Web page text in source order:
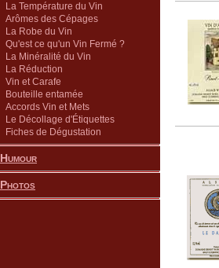
La Température du Vin
Arômes des Cépages
La Robe du Vin
Qu'est ce qu'un Vin Fermé ?
La Minéralité du Vin
La Réduction
Vin et Carafe
Bouteille entamée
Accords Vin et Mets
Le Décollage d'Étiquettes
Fiches de Dégustation
Humour
Photos